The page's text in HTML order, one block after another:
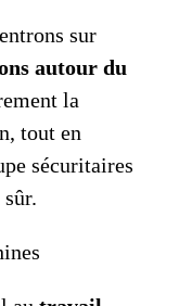
sur
autour du
la
tout en
sécuritaires